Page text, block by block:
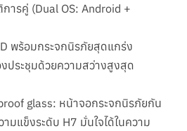
ารคู่ (Dual OS: Android +
พร้อมกระจกนิรภัยสุดแกร่ง
ประชุมด้วยความสว่างสูงสุด
glass: หน้าจอกระจกนิรภัยกัน
มแข็งระดับ H7 มั่นใจได้ในความ